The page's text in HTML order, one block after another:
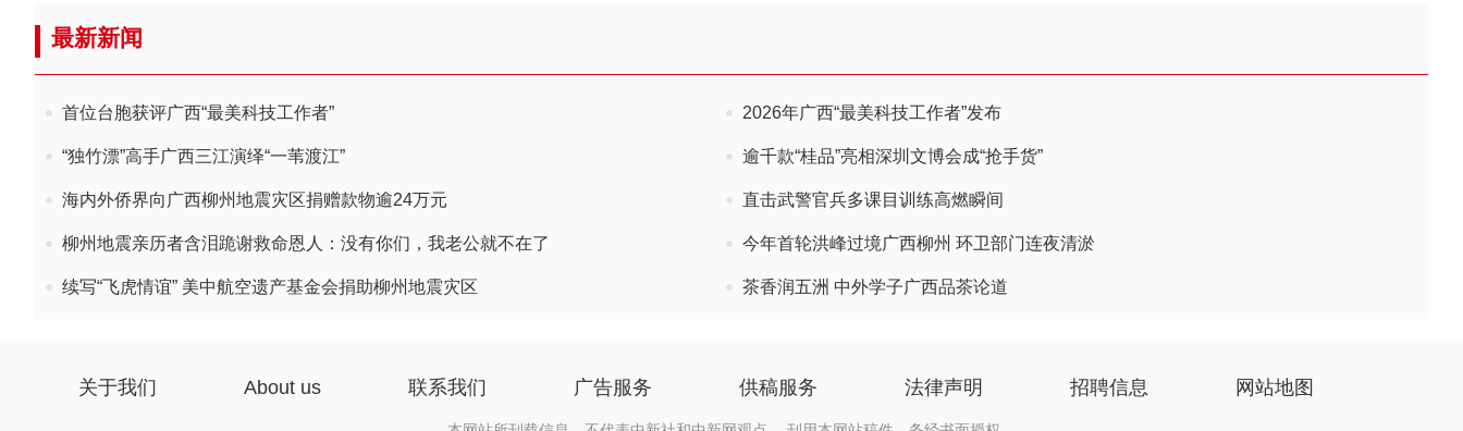
最新新闻
首位台胞获评广西“最美科技工作者” 2026年广西“最美科技工作者”发布
“独竹漂”高手广西三江演绎“一苇渡江” 逾千款“桂品”亮相深圳文博会成“抢手货”
海内外侨界向广西柳州地震灾区捐赠款物逾24万元 直击武警官兵多课目训练高燃瞬间
柳州地震亲历者含泪跪谢救命恩人：没有你们，我老公就不在了 今年首轮洪峰过境广西柳州 环卫部门连夜清淤
续写“飞虎情谊” 美中航空遗产基金会捐助柳州地震灾区 茶香润五洲 中外学子广西品茶论道
关于我们 About us 联系我们 广告服务 供稿服务 法律声明 招聘信息 网站地图